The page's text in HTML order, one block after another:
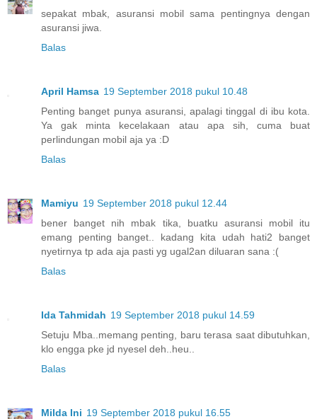
sepakat mbak, asuransi mobil sama pentingnya dengan
asuransi jiwa.
Balas
April Hamsa 19 September 2018 pukul 10.48
Penting banget punya asuransi, apalagi tinggal di ibu kota.
Ya gak minta kecelakaan atau apa sih, cuma buat
perlindungan mobil aja ya :D
Balas
Mamiyu 19 September 2018 pukul 12.44
bener banget nih mbak tika, buatku asuransi mobil itu
emang penting banget.. kadang kita udah hati2 banget
nyetirnya tp ada aja pasti yg ugal2an diluaran sana :(
Balas
Ida Tahmidah 19 September 2018 pukul 14.59
Setuju Mba..memang penting, baru terasa saat dibutuhkan,
klo engga pke jd nyesel deh..heu..
Balas
Milda Ini 19 September 2018 pukul 16.55